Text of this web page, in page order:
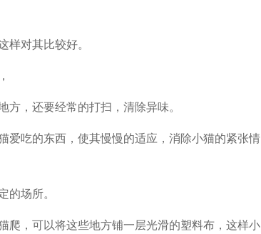
对其比较好。
，还要经常的打扫，清除异味。
吃的东西，使其慢慢的适应，消除小猫的紧张情
场所。
，可以将这些地方铺一层光滑的塑料布，这样小